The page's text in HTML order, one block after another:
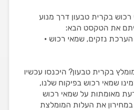
בקרית טבעון דרך מנוע
את הטקסט הבא:
נזקים, שמאי רכוש •
בקרית טבעון? היכנסו עכשיו
שמאי רכוש בפיקוח שלנו,
מאומתות על שמאי רכוש
במחירון את העלות המומלצת